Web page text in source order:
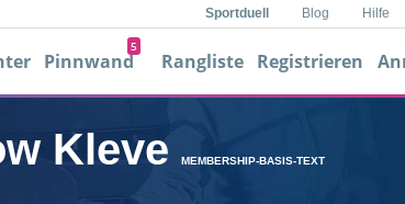
Sportduell Blog Hilfe
Pinnwand
5
Rangliste Registrieren
Kleve MEMBERSHIP-BASIS-TEXT
0